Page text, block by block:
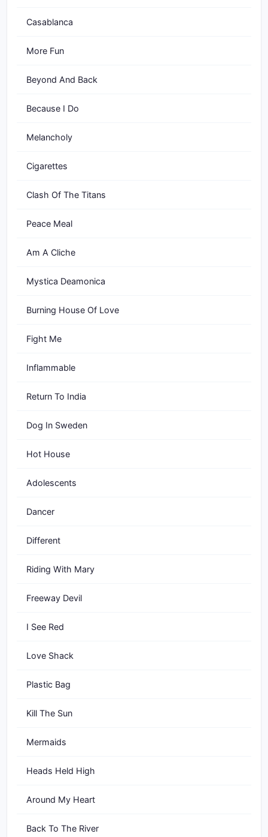
Casablanca
More Fun
Beyond And Back
Because I Do
Melancholy
Cigarettes
Clash Of The Titans
Peace Meal
Am A Cliche
Mystica Deamonica
Burning House Of Love
Fight Me
Inflammable
Return To India
Dog In Sweden
Hot House
Adolescents
Dancer
Different
Riding With Mary
Freeway Devil
I See Red
Love Shack
Plastic Bag
Kill The Sun
Mermaids
Heads Held High
Around My Heart
Back To The River